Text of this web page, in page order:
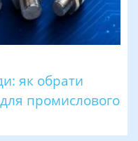
як обрати
промислового